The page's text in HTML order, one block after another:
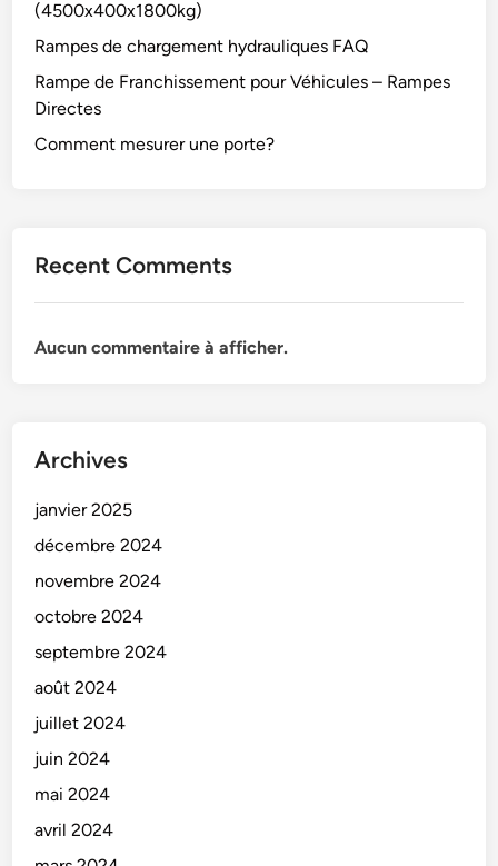
(4500x400x1800kg)
Rampes de chargement hydrauliques FAQ
Rampe de Franchissement pour Véhicules – Rampes
Directes
Comment mesurer une porte?
Recent Comments
Aucun commentaire à afficher.
Archives
janvier 2025
décembre 2024
novembre 2024
octobre 2024
septembre 2024
août 2024
juillet 2024
juin 2024
mai 2024
avril 2024